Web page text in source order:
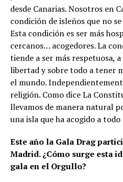
desde Canarias. Nosotros en
condición de isleños que no
Esta condición es ser más
cercanos… acogedores. La
tiende a ser más respetuosa,
libertad y sobre todo a tener
el mundo.
religión. Como dice La
llevamos de manera natural
una isla que ha acogido a
Este año la Gala Drag
Madrid. ¿Cómo surge esta
gala en el Orgullo?